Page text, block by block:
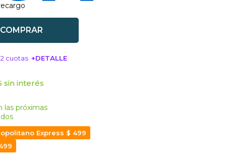
COMPRAR
cuotas +DETALLE
sin interés
las próximas
Express $ 499